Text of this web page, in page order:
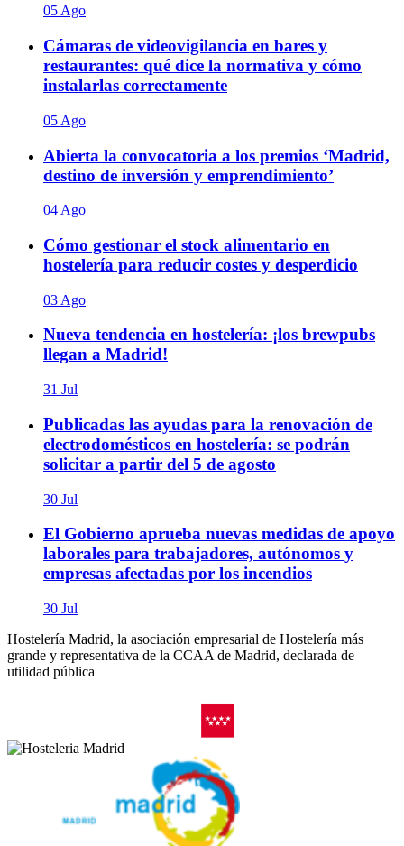
05 Ago
Cámaras de videovigilancia en bares y
restaurantes: qué dice la normativa y cómo
instalarlas correctamente
05 Ago
Abierta la convocatoria a los premios ‘Madrid,
destino de inversión y emprendimiento’
04 Ago
Cómo gestionar el stock alimentario en
hostelería para reducir costes y desperdicio
03 Ago
Nueva tendencia en hostelería: ¡los brewpubs
llegan a Madrid!
31 Jul
Publicadas las ayudas para la renovación de
electrodomésticos en hostelería: se podrán
solicitar a partir del 5 de agosto
30 Jul
El Gobierno aprueba nuevas medidas de apoyo
laborales para trabajadores, autónomos y
empresas afectadas por los incendios
30 Jul
Hostelería Madrid, la asociación empresarial de Hostelería más
grande y representativa de la CCAA de Madrid, declarada de
utilidad pública